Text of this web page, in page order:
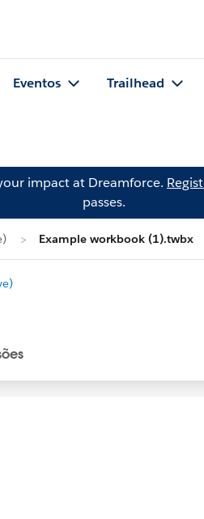
Eventos Trailhead
impact at Dreamforce.
passes.
Example workbook (1).twbx